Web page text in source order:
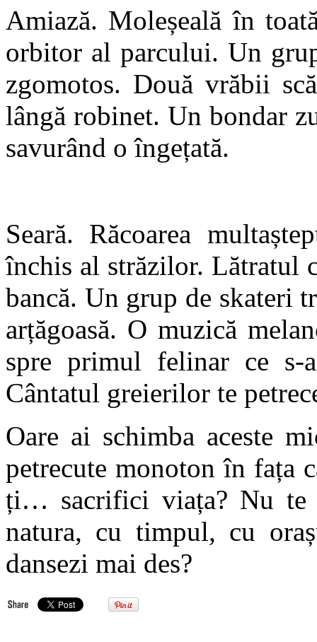
Amiază. Moleșeală în
orbitor al parcului. Un
zgomotos. Două vrăbii
lângă robinet. Un bondar
savurând o îngețată.
Seară. Răcoarea
închis al străzilor. Lătratul
bancă. Un grup de skateri
arțăgoasă. O muzică
spre primul felinar ce s-
Cântatul greierilor te
Oare ai schimba aceste
petrecute monoton în fața
ți… sacrifici viața? Nu te
natura, cu timpul, cu
dansezi mai des?